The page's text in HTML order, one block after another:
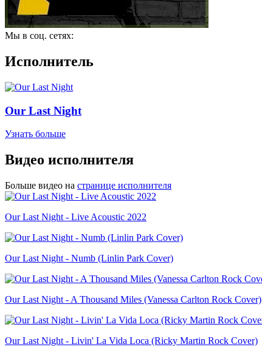
Мы в соц. сетях:
Исполнитель
Our Last Night
Узнать больше
Видео исполнителя
Больше видео на странице исполнителя
Our Last Night - Live Acoustic 2022
Our Last Night - Numb (Linlin Park Cover)
Our Last Night - A Thousand Miles (Vanessa Carlton Rock Cover)
Our Last Night - Livin' La Vida Loca (Ricky Martin Rock Cover)